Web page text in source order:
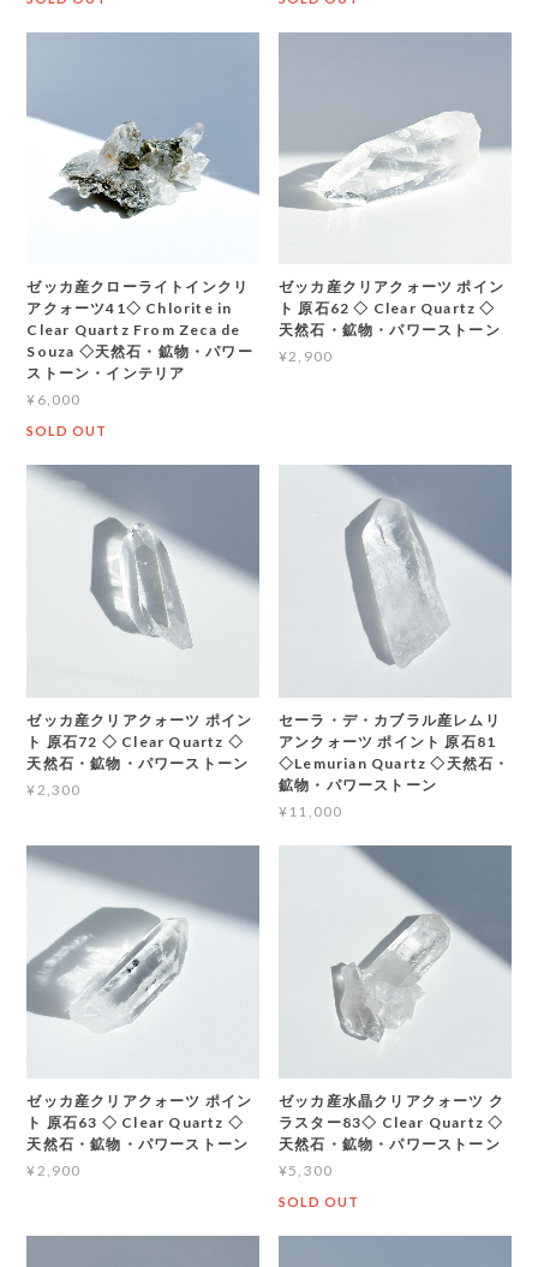
ゼッカ産クローライトインクリ
アクォーツ41◇ Chlorite in
Clear Quartz From Zeca de
Souza ◇天然石・鉱物・パワー
ストーン・インテリア
¥6,000
SOLD OUT
ゼッカ産クリアクォーツ ポイン
ト 原石62 ◇ Clear Quartz ◇
天然石・鉱物・パワーストーン
¥2,900
ゼッカ産クリアクォーツ ポイン
ト 原石72 ◇ Clear Quartz ◇
天然石・鉱物・パワーストーン
¥2,300
セーラ・デ・カブラル産レムリ
アンクォーツ ポイント 原石81
◇Lemurian Quartz ◇天然石・
鉱物・パワーストーン
¥11,000
ゼッカ産クリアクォーツ ポイン
ト 原石63 ◇ Clear Quartz ◇
天然石・鉱物・パワーストーン
¥2,900
ゼッカ産水晶クリアクォーツ ク
ラスター83◇ Clear Quartz ◇
天然石・鉱物・パワーストーン
¥5,300
SOLD OUT